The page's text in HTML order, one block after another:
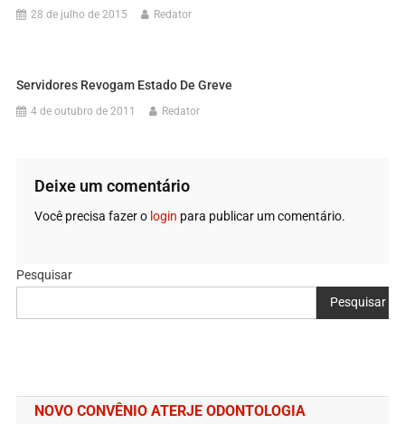
28 de julho de 2015 Redator
Servidores Revogam Estado De Greve
4 de outubro de 2011 Redator
Deixe um comentário
Você precisa fazer o login para publicar um comentário.
Pesquisar
Pesquisar
NOVO CONVÊNIO ATERJE ODONTOLOGIA